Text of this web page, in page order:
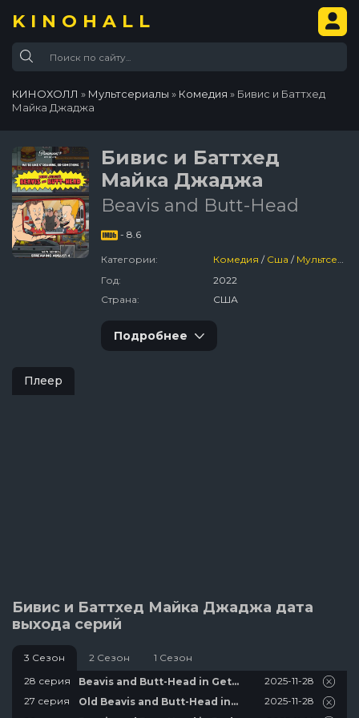
KINOHALL
КИНОХОЛЛ » Мультсериалы » Комедия » Бивис и Баттхед
Майка Джаджа
Бивис и Баттхед
Майка Джаджа
Beavis and Butt-Head
- 8.6
Категории: Комедия / Сша / Мультсериалы
Год:
2022
Страна:
США
Подробнее
Плеер
Бивис и Баттхед Майка Джаджа дата
выхода серий
3 Сезон 2 Сезон
1 Сезон
28 серия
Beavis and Butt-Head in Get
2025-11-28
27 серия
Old Beavis and Butt-Head in
2025-11-28